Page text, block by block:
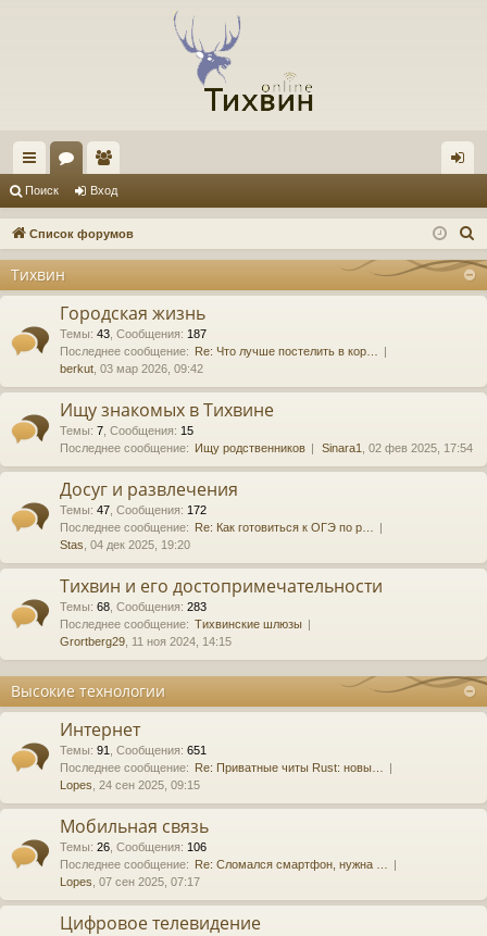
с
ы
и
ум
ол
ьз
ат
ел
и
д
Поиск Вход
Список форумов
Тихвин
Городская жизнь
Темы: 43 Сообщения: 187
Последнее сообщение: Re: Что лучше постелить в кор…
berkut , 03 мар 2026, 09:42
Ищу знакомых в Тихвине
Темы: 7 Сообщения: 15
Последнее сообщение: Ищу родственников Sinara1 , 02 фев 2025, 17:54
Досуг и развлечения
Темы: 47 Сообщения: 172
Последнее сообщение: Re: Как готовиться к ОГЭ по р…
Stas , 04 дек 2025, 19:20
Тихвин и его достопримечательности
Темы: 68 Сообщения: 283
Последнее сообщение: Тихвинские шлюзы
Grortberg29 , 11 ноя 2024, 14:15
Высокие технологии
Интернет
Темы: 91 Сообщения: 651
Последнее сообщение: Re: Приватные читы Rust: новы…
Lopes , 24 сен 2025, 09:15
Мобильная связь
Темы: 26 Сообщения: 106
Последнее сообщение: Re: Сломался смартфон, нужна …
Lopes , 07 сен 2025, 07:17
Цифровое телевидение